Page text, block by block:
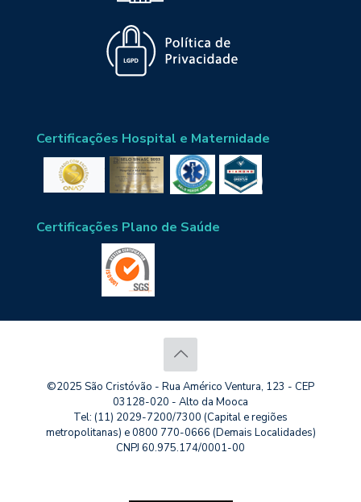
Certificações Hospital e Maternidade
Certificações Plano de Saúde
©2025 São Cristóvão - Rua Américo Ventura, 123 - CEP
03128-020 - Alto da Mooca
Tel: (11) 2029-7200/7300 (Capital e regiões
metropolitanas) e 0800 770-0666 (Demais Localidades)
CNPJ 60.975.174/0001-00